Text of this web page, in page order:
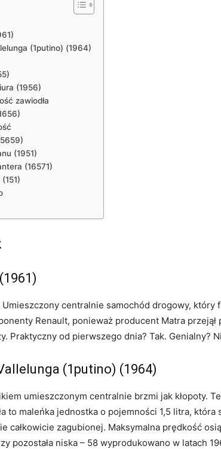
(1putino) (1964)
(1956)
zawiodła
(1951)
(16571)
centralnie samochód drogowy, który
Renault, ponieważ producent Matra
Praktyczny od pierwszego dnia? Tak. Genialny?
(1putino) (1964)
umieszczonym centralnie brzmi jak kłopoty.
to maleńka jednostka o pojemności 1,5 litra, która
całkowicie zagubionej. Maksymalna prędkość
pozostała niska – 58 wyprodukowano w latach